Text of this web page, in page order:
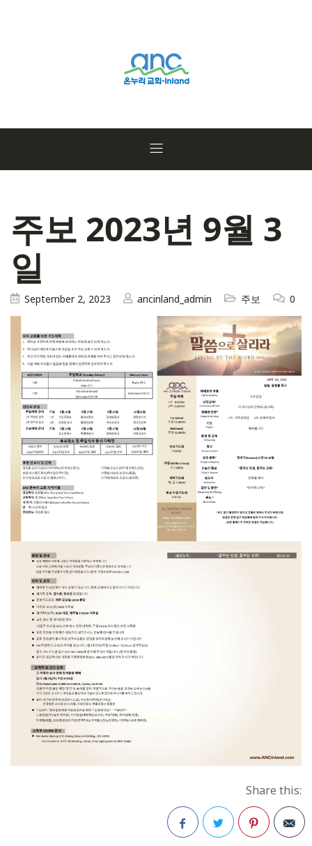
주보 2023년 9월 3
일
September 2, 2023 ancinland_admin 주보 0
Share this: